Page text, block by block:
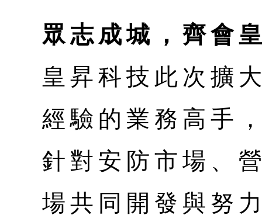
眾志成城，齊會
皇昇科技此次擴
經驗的業務高手
針對安防市場、
場共同開發與努